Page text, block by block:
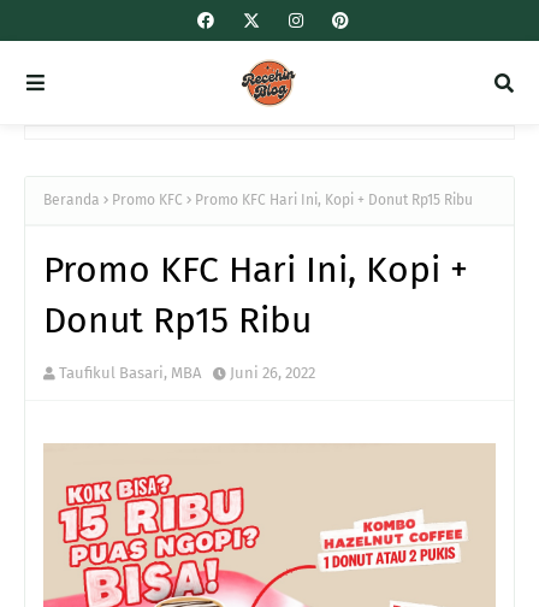
Beranda Promo KFC Promo KFC Hari Ini, Kopi + Donut Rp15 Ribu
Promo KFC Hari Ini, Kopi +
Donut Rp15 Ribu
Taufikul Basari, MBA Juni 26, 2022